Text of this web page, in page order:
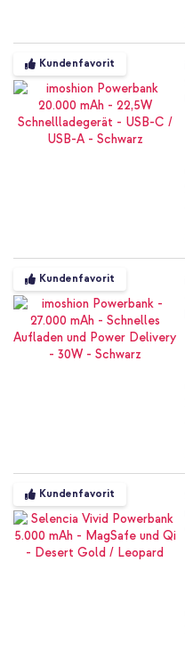
Kundenfavorit
Kundenfavorit
Kundenfavorit